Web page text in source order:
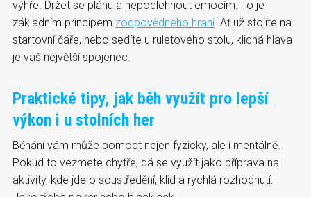
výhře. Držet se plánu a nepodlehnout emocím. To je
základním principem zodpovědného hraní. Ať už stojíte na
startovní čáře, nebo sedíte u ruletového stolu, klidná hlava
je váš největší spojenec.
Praktické tipy, jak běh využít pro lepší
výkon i u stolních her
Běhání vám může pomoct nejen fyzicky, ale i mentálně.
Pokud to vezmete chytře, dá se využít jako příprava na
aktivity, kde jde o soustředění, klid a rychlá rozhodnutí.